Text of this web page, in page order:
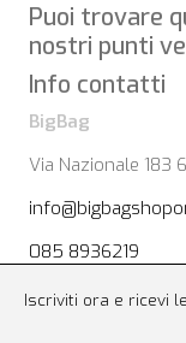
Puoi trovare
nostri punti
Info contatti
BigBag
Via Nazionale 183
085 8936219
Iscriviti ora e ricevi